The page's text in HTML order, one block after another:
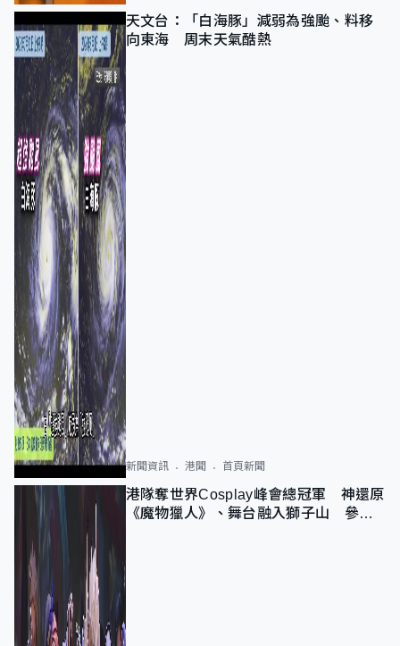
天文台：「白海豚」減弱為強颱、料移
向東海 周末天氣酷熱
新聞資訊 港聞 首頁新聞
港隊奪世界Cosplay峰會總冠軍 神還原
《魔物獵人》、舞台融入獅子山 參賽